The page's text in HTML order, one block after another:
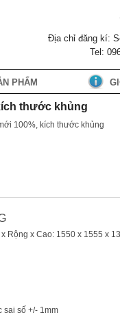
Địa chỉ đăng kí:
Tel:
PHẨM
thước khủng
100%, kích thước khủng
Rộng x Cao: 1550 x 1555 x
sai số +/- 1mm